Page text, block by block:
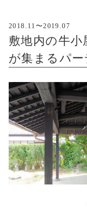
2018.11〜2019.07
敷地内の牛小
が集まるパ